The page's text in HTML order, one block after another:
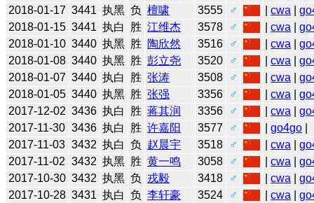
2018-01-17 3441 执黑 负 檀啸 3555 ♂ |cwa |
2018-01-15 3441 执白 胜 江维杰 3578 ♂ |cwa |
2018-01-10 3440 执黑 胜 陶欣然 3516 ♂ |cwa |
2018-01-08 3440 执黑 胜 彭立尧 3520 ♂ |cwa |
2018-01-07 3440 执白 胜 张涛 3508 ♂ |cwa |
2018-01-05 3440 执黑 胜 张强 3356 ♂ |cwa |
2017-12-02 3436 执白 胜 蒋其润 3356 ♂ |cwa |
2017-11-30 3436 执白 胜 许嘉阳 3577 ♂ |go4go
2017-11-03 3432 执白 负 赵晨宇 3518 ♂ |cwa |
2017-11-02 3432 执黑 胜 黄一鸣 3058 ♂ |cwa |
2017-10-30 3432 执黑 负 戎毅 3418 ♂ |cwa |
2017-10-28 3431 执白 负 李轩豪 3524 ♂ |cwa |